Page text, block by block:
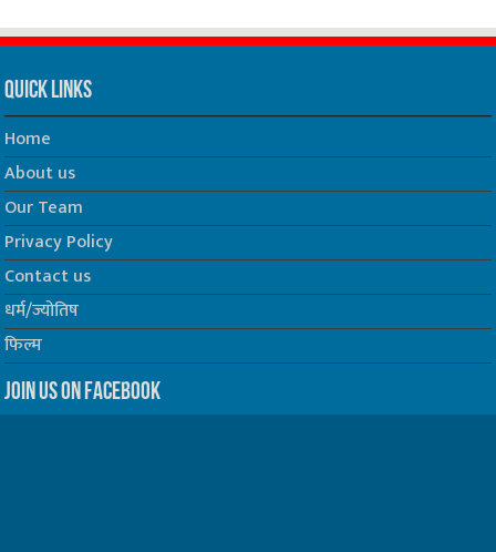
Quick Links
Home
About us
Our Team
Privacy Policy
Contact us
धर्म/ज्योतिष
फिल्म
Join us on Facebook